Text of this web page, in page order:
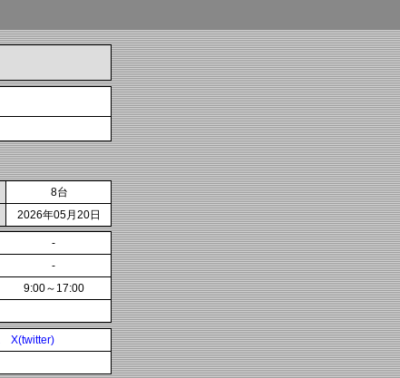
8台
2026年05月20日
-
-
9:00～17:00
X(twitter)